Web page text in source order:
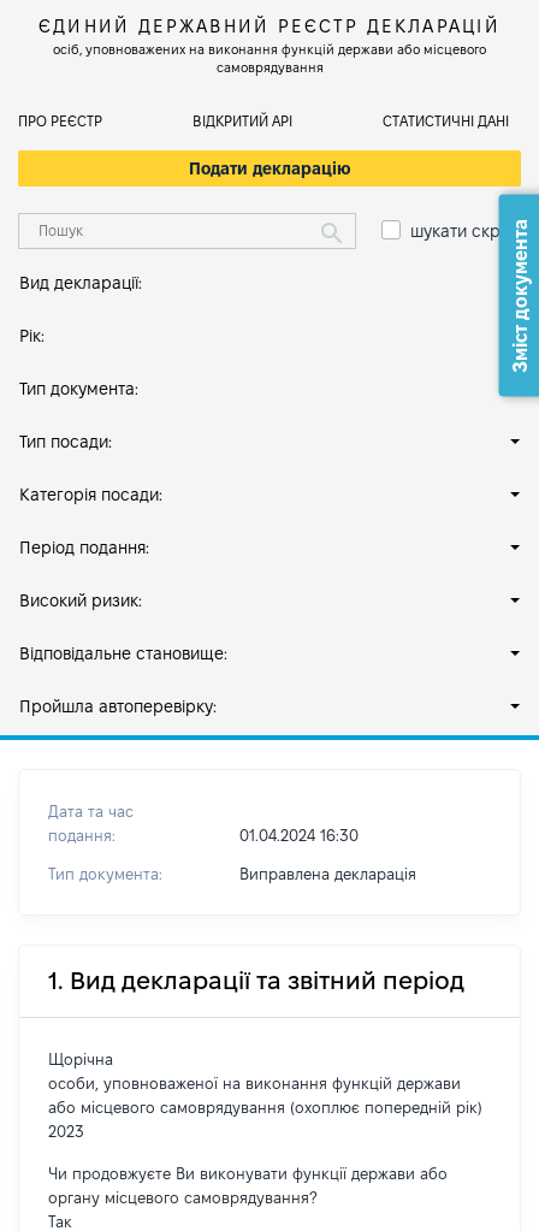
ЄДИНИЙ ДЕРЖАВНИЙ РЕЄСТР ДЕКЛАРАЦІЙ
осіб, уповноважених на виконання функцій держави або місцевого
самоврядування
ПРО РЕЄСТР ВІДКРИТИЙ АРІ СТАТИСТИЧНІ ДАНІ
Подати декларацію
шукати скрізь
Вид декларації:
Рік:
Тип документа:
Тип посади:
Категорія посади:
Період подання:
Високий ризик:
Відповідальне становище:
Пройшла автоперевірку:
Дата та час
подання:
01.04.2024 16:30
Тип документа: Виправлена декларація
1. Вид декларації та звітний період
Щорічна
особи, уповноваженої на виконання функцій держави
або місцевого самоврядування (охоплює попередній рік)
2023
Чи продовжуєте Ви виконувати функції держави або
органу місцевого самоврядування?
Так
Зміст документа